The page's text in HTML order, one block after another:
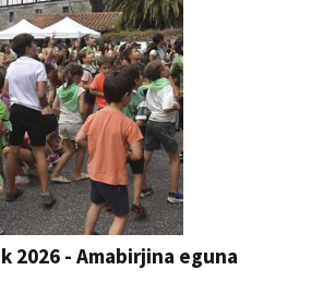
2026 - Amabirjina eguna